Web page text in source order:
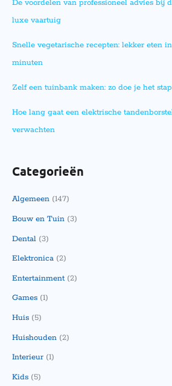
De voordelen van professioneel advies bij
luxe vaartuig
Snelle vegetarische recepten: lekker eten
minuten
Zelf een tuinbank maken: zo doe je het
Hoe lang gaat een elektrische
verwachten
Categorieën
Algemeen (147)
Bouw en Tuin (3)
Dental (3)
Elektronica (2)
Entertainment(2)
Games (1)
Huis (5)
Huishouden (2)
Interieur (1)
Kids (5)